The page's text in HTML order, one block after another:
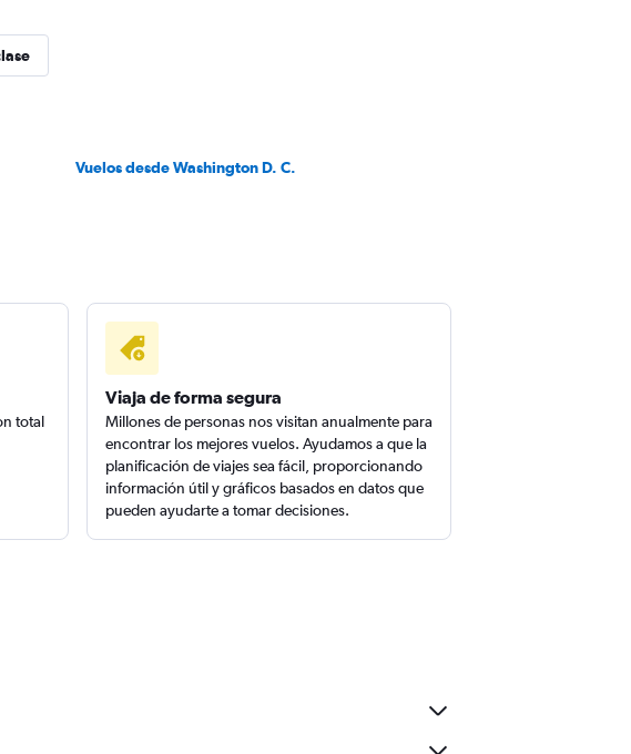
Vuelos desde Washington D. C.
total
Viaja de forma segura
Millones de personas nos visitan anualmente para
encontrar los mejores vuelos. Ayudamos a que la
planificación de viajes sea fácil, proporcionando
información útil y gráficos basados en datos que
pueden ayudarte a tomar decisiones.